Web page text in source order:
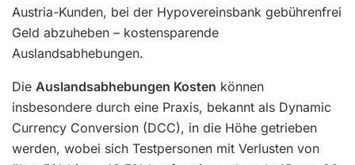
Austria-Kunden, bei der Hypovereinsbank gebührenfrei
Geld abzuheben – kostensparende
Auslandsabhebungen.
Die Auslandsabhebungen Kosten können
insbesondere durch eine Praxis, bekannt als Dynamic
Currency Conversion (DCC), in die Höhe getrieben
werden, wobei sich Testpersonen mit Verlusten von